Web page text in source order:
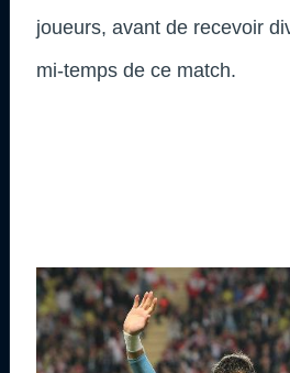
joueurs, avant de recevoir
mi-temps de ce match.